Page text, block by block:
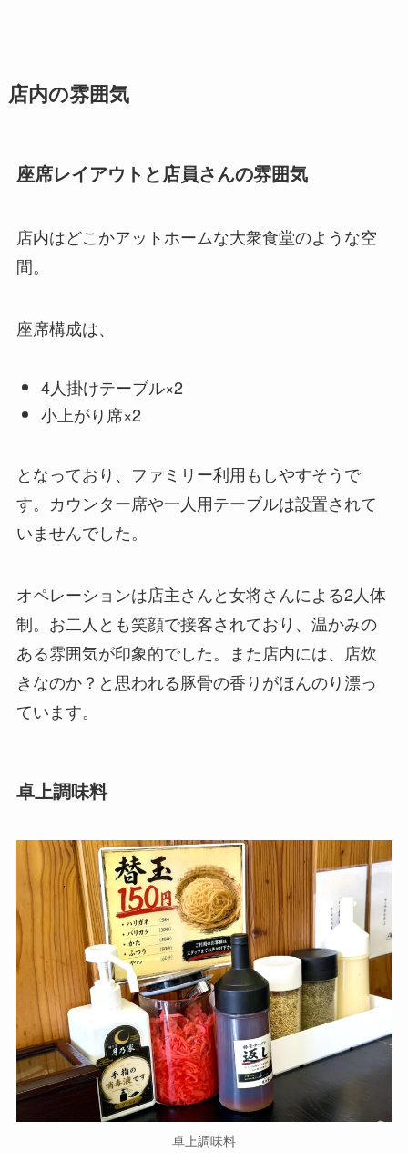
店内の雰囲気
座席レイアウトと店員さんの雰囲気
店内はどこかアットホームな大衆食堂のような空
間。
座席構成は、
4人掛けテーブル×2
小上がり席×2
となっており、ファミリー利用もしやすそうで
す。カウンター席や一人用テーブルは設置されて
いませんでした。
オペレーションは店主さんと女将さんによる2人体
制。お二人とも笑顔で接客されており、温かみの
ある雰囲気が印象的でした。また店内には、店炊
きなのか？と思われる豚骨の香りがほんのり漂っ
ています。
卓上調味料
卓上調味料